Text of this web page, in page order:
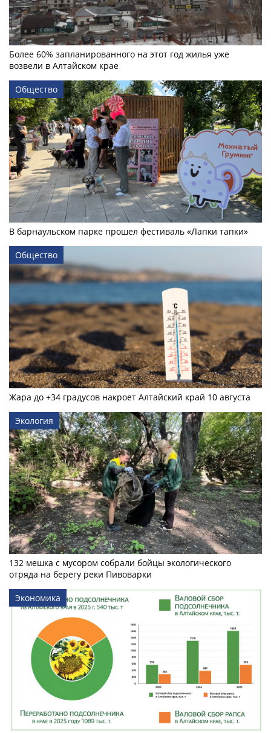
Более 60% запланированного на этот год жилья уже
возвели в Алтайском крае
Общество
В барнаульском парке прошел фестиваль «Лапки тапки»
Общество
Жара до +34 градусов накроет Алтайский край 10 августа
Экология
132 мешка с мусором собрали бойцы экологического
отряда на берегу реки Пивоварки
Экономика